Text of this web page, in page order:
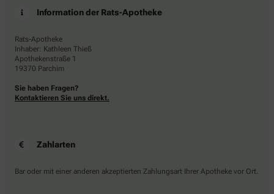
Information der Rats-Apotheke
Rats-Apotheke
Inhaber: Kathleen Thieß
Apothekenstraße 1
19370 Parchim
Sie haben Fragen?
Kontaktieren Sie uns direkt.
Zahlarten
Bar oder mit einer anderen akzeptierten Zahlungsart Ihrer Apotheke vor Ort.